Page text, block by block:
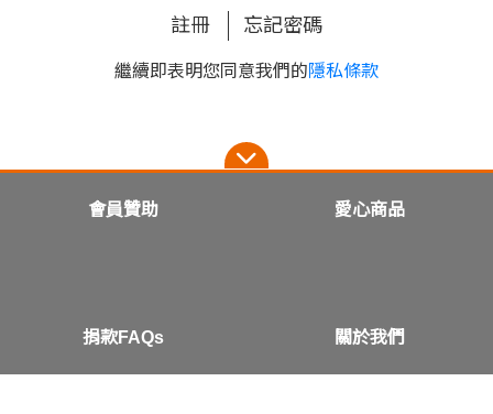
註冊 忘記密碼
繼續即表明您同意我們的隱私條款
會員贊助 愛心商品
捐款FAQs 關於我們